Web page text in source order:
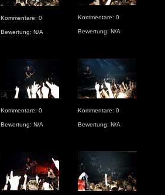
Kommentare: 0
Bewertung: N/A
Kommentare: 0
Bewertung: N/A
Kommentare: 0
Bewertung: N/A
Kommentare: 0
Bewertung: N/A